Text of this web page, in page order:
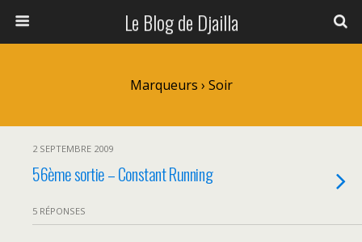
Le Blog de Djailla
Marqueurs › Soir
2 SEPTEMBRE 2009
56ème sortie – Constant Running
5 RÉPONSES